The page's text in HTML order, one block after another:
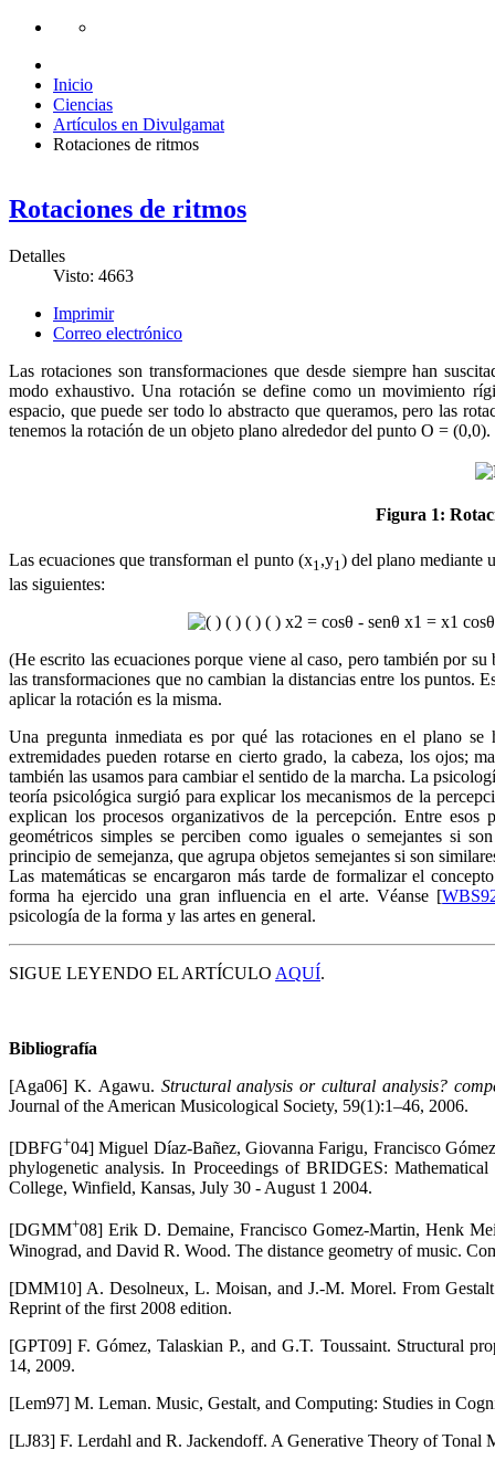
Inicio
Ciencias
Artículos en Divulgamat
Rotaciones de ritmos
Rotaciones de ritmos
Detalles
Visto: 4663
Imprimir
Correo electrónico
Las rotaciones son transformaciones que desde siempre han
modo exhaustivo. Una rotación se define como un movimiento
espacio, que puede ser todo lo abstracto que queramos, pero las
tenemos la rotación de un objeto plano alrededor del punto O =
Figura 1:
Las ecuaciones que transforman el punto (x1 ,y1 ) del plano mediante
las siguientes:
(He escrito las ecuaciones porque viene al caso, pero también por
las transformaciones que no cambian la distancias entre los puntos.
aplicar la rotación es la misma.
Una pregunta inmediata es por qué las rotaciones en el plano se
extremidades pueden rotarse en cierto grado, la cabeza, los ojos;
también las usamos para cambiar el sentido de la marcha. La
teoría psicológica surgió para explicar los mecanismos de la
explican los procesos organizativos de la percepción. Entre
geométricos simples se perciben como iguales o semejantes si
principio de semejanza, que agrupa objetos semejantes si son
Las matemáticas se encargaron más tarde de formalizar el
forma ha ejercido una gran influencia en el arte. Véanse [
psicología de la forma y las artes en general.
SIGUE LEYENDO EL ARTÍCULO AQUÍ.
Bibliografía
[Aga06] K. Agawu. Structural analysis or cultural analysis?
Journal of the American Musicological Society, 59(1):1–46, 2006.
[DBFG+04] Miguel Díaz-Bañez, Giovanna Farigu, Francisco
phylogenetic analysis. In Proceedings of BRIDGES:
College, Winfield, Kansas, July 30 - August 1 2004.
[DGMM+08] Erik D. Demaine, Francisco Gomez-Martin, Henk
Winograd, and David R. Wood. The distance geometry of music.
[DMM10] A. Desolneux, L. Moisan, and J.-M. Morel. From
Reprint of the first 2008 edition.
[GPT09] F. Gómez, Talaskian P., and G.T. Toussaint. Structural
14, 2009.
[Lem97] M. Leman. Music, Gestalt, and Computing: Studies in
[LJ83] F. Lerdahl and R. Jackendoff. A Generative Theory of Tonal